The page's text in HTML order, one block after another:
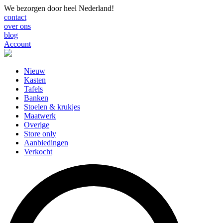
We bezorgen door heel Nederland!
contact
over ons
blog
Account
Nieuw
Kasten
Tafels
Banken
Stoelen & krukjes
Maatwerk
Overige
Store only
Aanbiedingen
Verkocht